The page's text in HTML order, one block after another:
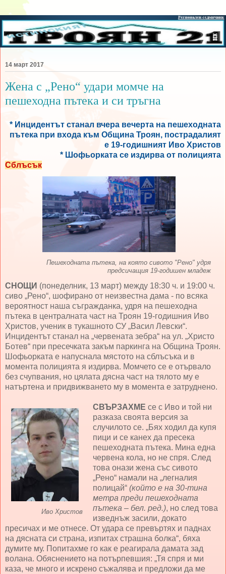
14 март 2017
Жена с „Рено“ удари момче на
пешеходна пътека и си тръгна
* Инцидентът станал вчера вечерта на пешеходната
пътека при входа към Община Троян, пострадалият
е 19-годишният Иво Христов
* Шофьорката се издирва от полицията
Сблъсък
Пешеходната пътека, на която сивото "Рено" удря
предсичащия 19-годишен младеж
СНОЩИ (понеделник, 13 март) между 18:30 ч. и 19:00 ч.
сиво „Рено“, шофирано от неизвестна дама - по всяка
вероятност наша съгражданка, удря на пешеходна
пътека в централната част на Троян 19-годишния Иво
Христов, ученик в тукашното СУ „Васил Левски“.
Инцидентът станал на „червената зебра“ на ул. „Христо
Ботев“ при пресечката закъм паркинга на Община Троян.
Шофьорката е напуснала мястото на сблъсъка и в
момента полицията я издирва. Момчето се е отървало
без счупвания, но цялата дясна част на тялото му е
натъртена и придвижването му в момента е затруднено.
Иво Христов
СВЪРЗАХМЕ се с Иво и той ни
разказа своята версия за
случилото се. „Бях ходил да купя
пици и се канех да пресека
пешеходната пътека. Мина една
червена кола, но не спря. След
това онази жена със сивото
„Рено“ намали на „легналия
полицай“ (който е на 30-тина
метра преди пешеходната
пътека – бел. ред.), но след това
изведнъж засили, докато
пресичах и ме отнесе. От удара се превъртях и паднах
на дясната си страна, изпитах страшна болка“, бяха
думите му. Попитахме го как е реагирала дамата зад
волана. Обяснението на потърпевшия: „Тя спря и ми
каза, че много и искрено съжалява и предложи да ме